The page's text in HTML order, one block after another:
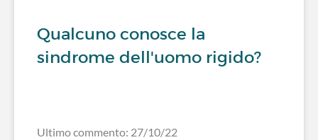
Qualcuno conosce la
sindrome dell'uomo rigido?
Ultimo commento: 27/10/22